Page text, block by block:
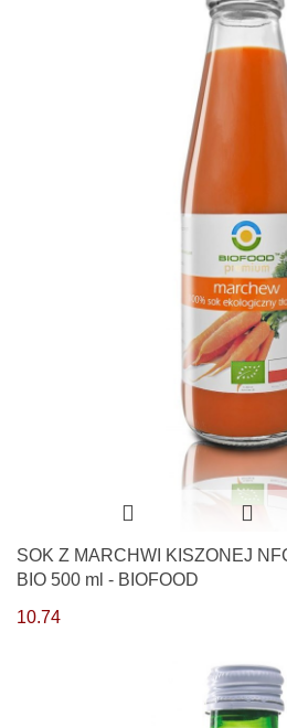
SOK Z MARCHWI KISZONEJ
BIO 500 ml - BIOFOOD
10.74